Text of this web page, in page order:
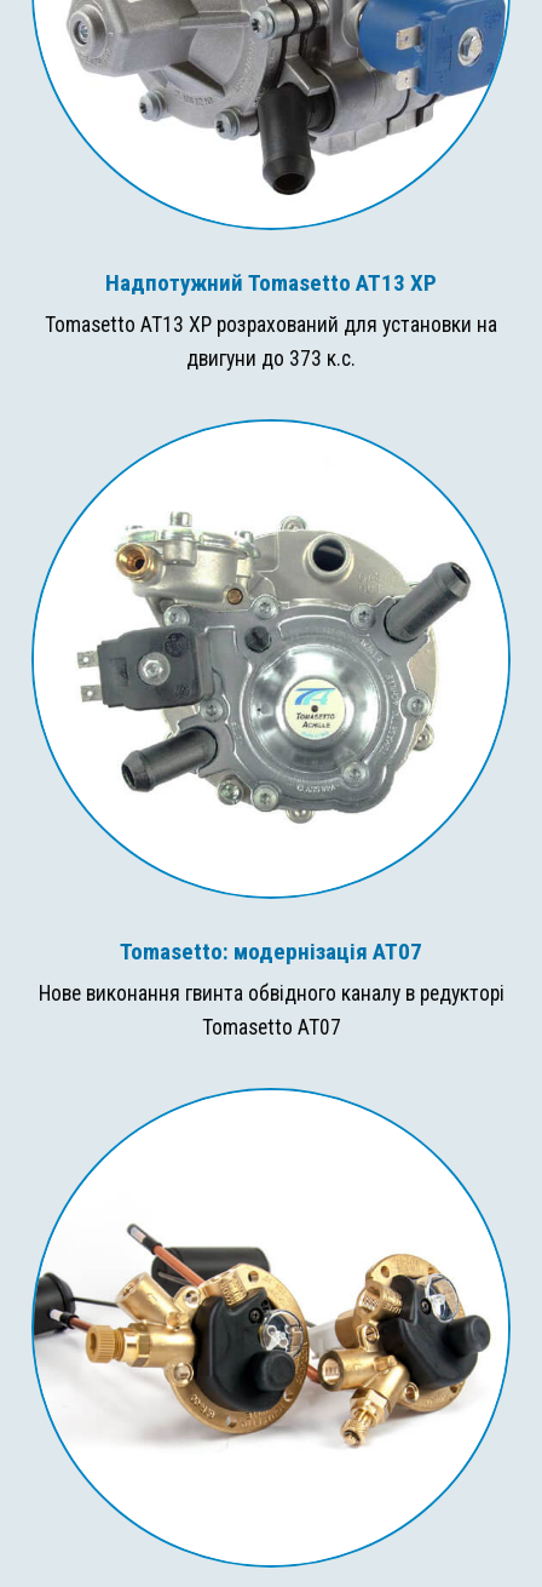
Надпотужний Tomasetto AT13 XP
Tomasetto AT13 XP розрахований для установки на
двигуни до 373 к.с.
Tomasetto: модернізація AT07
Нове виконання гвинта обвідного каналу в редукторі
Tomasetto AT07